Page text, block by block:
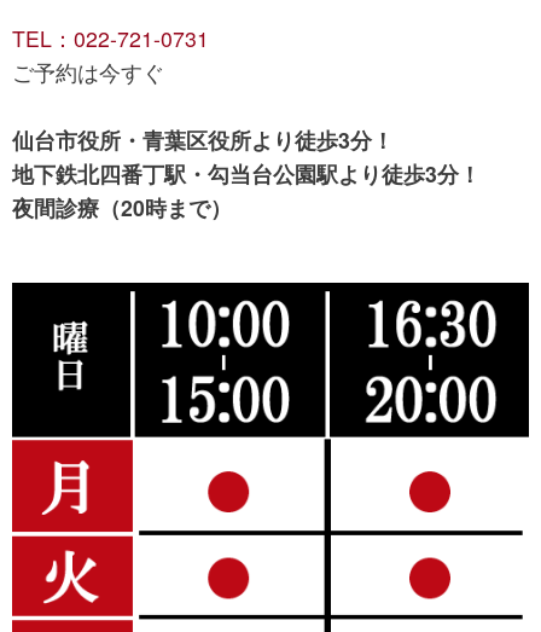
TEL：022-721-0731
ご予約は今すぐ
仙台市役所・青葉区役所より徒歩3分！
地下鉄北四番丁駅・勾当台公園駅より徒歩3分！
夜間診療（20時まで）